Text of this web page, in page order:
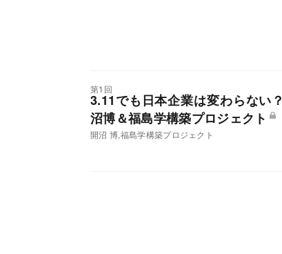
第1回
3.11でも日本企業は変わらな
沼博＆福島学構築プロジェクト
開沼 博,福島学構築プロジェクト